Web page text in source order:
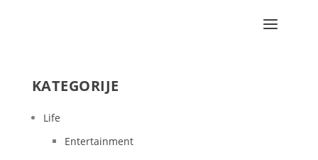
KATEGORIJE
Life
Entertainment